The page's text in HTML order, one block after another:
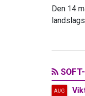
Den 14
SOFT-
AUG